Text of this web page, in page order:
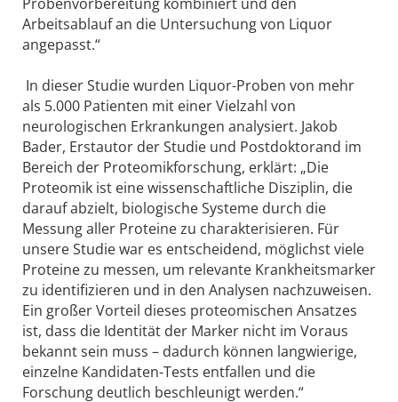
Arbeitsablauf an die Untersuchung von Liquor
angepasst.“
In dieser Studie wurden Liquor-Proben von mehr
als 5.000 Patienten mit einer Vielzahl von
neurologischen Erkrankungen analysiert. Jakob
Bader, Erstautor der Studie und Postdoktorand im
Bereich der Proteomikforschung, erklärt: „Die
Proteomik ist eine wissenschaftliche Disziplin, die
darauf abzielt, biologische Systeme durch die
Messung aller Proteine zu charakterisieren. Für
unsere Studie war es entscheidend, möglichst viele
Proteine zu messen, um relevante Krankheitsmarker
zu identifizieren und in den Analysen nachzuweisen.
Ein großer Vorteil dieses proteomischen Ansatzes
ist, dass die Identität der Marker nicht im Voraus
bekannt sein muss – dadurch können langwierige,
einzelne Kandidaten-Tests entfallen und die
Forschung deutlich beschleunigt werden.“